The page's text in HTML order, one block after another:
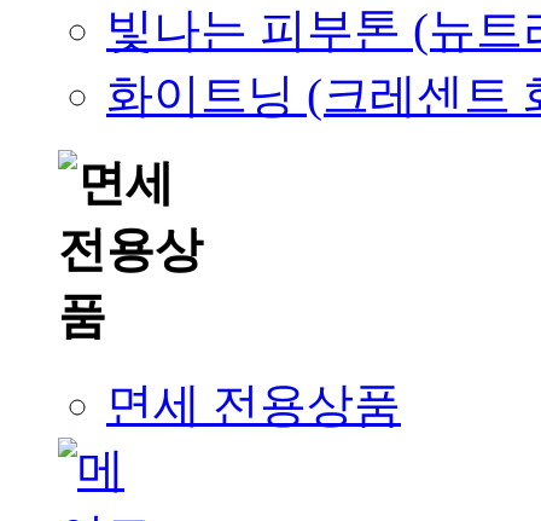
빛나는 피부톤 (뉴트
화이트닝 (크레센트
면세 전용상품